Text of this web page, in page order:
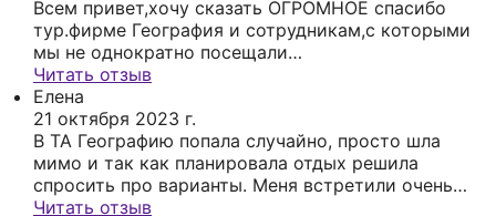
внезависимости от того, в какую страну мы
отправлялись. Планируем и дальше
пользоваться услугами этого туристического
агенства.
Всем привет,хочу сказать ОГРОМНОЕ спасибо
тур.фирме География и сотрудникам,с которыми
мы не однократно посещали
Вьетнам,Турцию,Тайланд.Всегда быстрая
обратная связь,учитывают все
предпочиения,подбирают отели исходя из
возможностей клиента,очень вежливые,всегда
интересуются все ли нас устраивает,когда мы
уже находимся на отдыхе,а не так отправили и
ладно.Мы очень довольны этой фирмой и
Читать отзыв
Елена
21 октября 2023 г.
В ТА Географию попала случайно, просто шла
мимо и так как планировала отдых решила
спросить про варианты. Меня встретили очень
дружелюбно, очень подробно обо всем
Читать отзыв